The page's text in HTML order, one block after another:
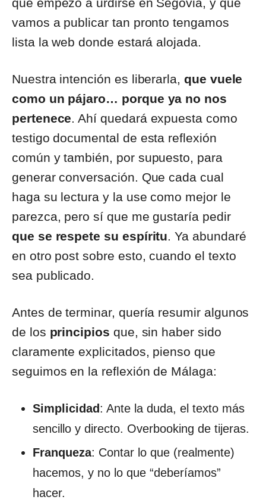
vamos a publicar tan pronto tengamos
lista la web donde estará alojada.
Nuestra intención es liberarla, que vuele
como un pájaro… porque ya no nos
pertenece. Ahí quedará expuesta como
testigo documental de esta reflexión
común y también, por supuesto, para
generar conversación. Que cada cual
haga su lectura y la use como mejor le
parezca, pero sí que me gustaría pedir
que se respete su espíritu. Ya abundaré
en otro post sobre esto, cuando el texto
sea publicado.
Antes de terminar, quería resumir algunos
de los principios que, sin haber sido
claramente explicitados, pienso que
seguimos en la reflexión de Málaga:
Simplicidad : Ante la duda, el texto más
sencillo y directo. Overbooking de tijeras.
Franqueza: Contar lo que (realmente)
hacemos, y no lo que “deberíamos”
hacer.